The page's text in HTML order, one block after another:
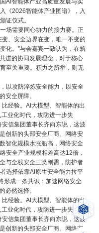
《2026智能体产业图谱》，入
证仪式。
场需要同心协力的接力赛。正
、安全边界在变，唯一不变的
化。”与会嘉宾一致认为，在筑
进的协同发展理念，对于核心
至关重要。积力之所举，则无
以攻防淬炼安全能力，以安全
安全屏障。
经验。AI大模型、智能体的出
业化时代，攻防进一步失
信集团董事长齐向东说，这波
创新的头部安全厂商。网络安
智化规模水涨船高，网络安全
安全产业规模相差高达12倍，
与全栈安全三类刚需，防护者
选择依靠AI原生安全能力拉平
形成一条共识：加速网络安全
必然选择。
经验。AI大模型、智能体的出
业化时代，攻防进一步失
信集团董事长齐向东说，这波
创新的头部安全厂商。网络安